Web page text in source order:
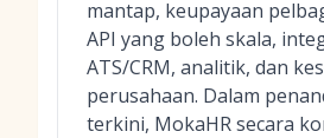
mantap, keupayaan
API yang boleh skala,
ATS/CRM, analitik, dan
perusahaan. Dalam
terkini, MokaHR secara